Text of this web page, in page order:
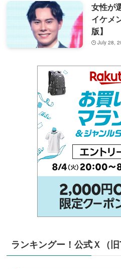
女性が
イケメ
版】
July 28,
ランキングー！公式Ｘ（旧